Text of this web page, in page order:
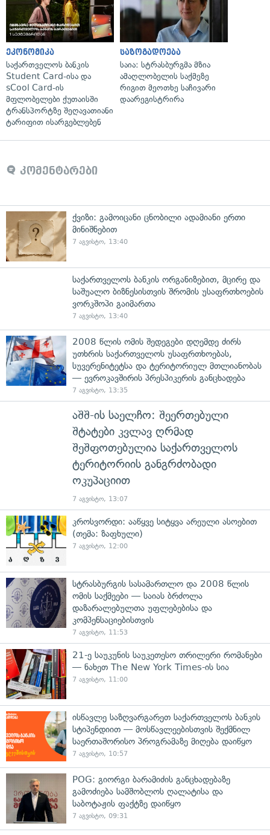
ეკონომიკა
საქართველოს ბანკის
Student Card-ისა და
sCool Card-ის
მფლობელები ქუთაისში
ტრანსპორტზე შეღავათიანი
ტარიფით ისარგებლებენ
საზოგადოება
საია: სტრასბურგმა მზია
ამაღლობელის საქმეზე
რიგით მეოთხე საჩივარი
დაარეგისტრირა
კომენტარები
ქვიზი: გამოიცანი ცნობილი ადამიანი ერთი
მინიშნებით
7 აგვისტო, 13:40
საქართველოს ბანკის ორგანიზებით, მცირე და
საშუალო ბიზნესისთვის შრომის უსაფრთხოების
ვორკშოპი გაიმართა
7 აგვისტო, 13:40
2008 წლის ომის შედეგები დღემდე ძირს
უთხრის საქართველოს უსაფრთხოებას,
სუვერენიტეტსა და ტერიტორიულ მთლიანობას
— ევროკავშირის პრესპიკერის განცხადება
7 აგვისტო, 13:35
აშშ-ის საელჩო: შეერთებული
შტატები კვლავ ღრმად
შეშფოთებულია საქართველოს
ტერიტორიის განგრძობადი
ოკუპაციით
7 აგვისტო, 13:07
კროსვორდი: ააწყვე სიტყვა არეული ასოებით
(თემა: ზაფხული)
7 აგვისტო, 12:00
სტრასბურგის სასამართლო და 2008 წლის
ომის საქმეები — საიას ბრძოლა
დაზარალებულთა უფლებებისა და
კომპენსაციებისთვის
7 აგვისტო, 11:53
21-ე საუკუნის საუკეთესო თრილერი რომანები
— ნახეთ The New York Times-ის სია
7 აგვისტო, 11:00
ისწავლე საზღვარგარეთ საქართველოს ბანკის
სტიპენდიით — მოსწავლეებისთვის შექმნილ
საერთაშორისო პროგრამაზე მიღება დაიწყო
7 აგვისტო, 10:57
POG: გიორგი ბარამიძის განცხადებაზე
გამოძიება სამშობლოს ღალატისა და
საბოტაჟის ფაქტზე დაიწყო
7 აგვისტო, 09:31